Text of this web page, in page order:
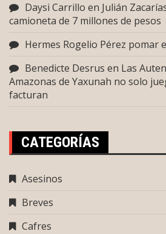
Daysi Carrillo en Julián
camioneta de 7 millones de pesos
Hermes Rogelio Pérez pomar
Benedicte Desrus en Las
Amazonas de Yaxunah no solo
facturan
CATEGORÍAS
Asesinos
Breves
Cafres